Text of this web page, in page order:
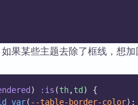
果某些主题去除了框线，想
) :is (th,td ) {
var( --table-border-color);